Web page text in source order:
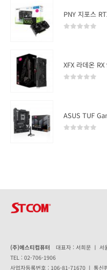
PNY 지포스
XFX 라데온
ASUS TUF
(주)에스티컴퓨터 대표자 : 서희문 ㅣ 서
TEL : 02-706-1906
사업자등록번호 : 106-81-71670 ㅣ 통신